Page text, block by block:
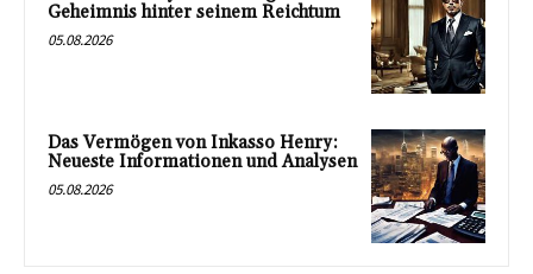
Geheimnis hinter seinem Reichtum
05.08.2026
Das Vermögen von Inkasso Henry:
Neueste Informationen und Analysen
05.08.2026